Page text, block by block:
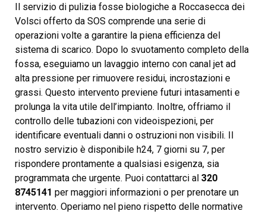
Il servizio di pulizia fosse biologiche a Roccasecca dei
Volsci offerto da SOS comprende una serie di
operazioni volte a garantire la piena efficienza del
sistema di scarico. Dopo lo svuotamento completo della
fossa, eseguiamo un lavaggio interno con canal jet ad
alta pressione per rimuovere residui, incrostazioni e
grassi. Questo intervento previene futuri intasamenti e
prolunga la vita utile dell’impianto. Inoltre, offriamo il
controllo delle tubazioni con videoispezioni, per
identificare eventuali danni o ostruzioni non visibili. Il
nostro servizio è disponibile h24, 7 giorni su 7, per
rispondere prontamente a qualsiasi esigenza, sia
programmata che urgente. Puoi contattarci al 320
8745141 per maggiori informazioni o per prenotare un
intervento. Operiamo nel pieno rispetto delle normative